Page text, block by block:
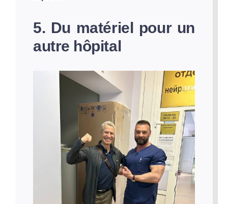
5. Du matériel pour un
autre hôpital